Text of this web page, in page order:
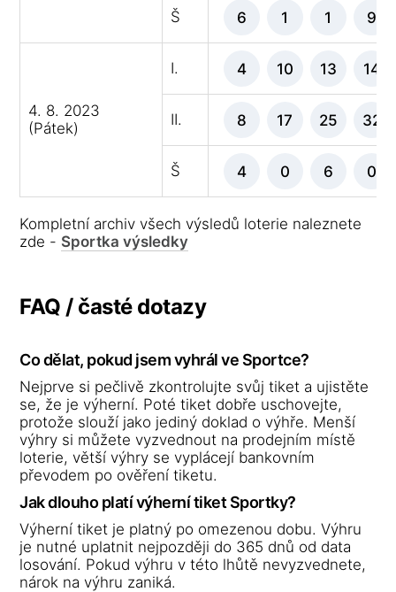
Š 6 1 1 9
4. 8. 2023
(Pátek)
I. 4 10 13 14
II. 8 17 25 32
Š 4 0 6 0
Kompletní archiv všech výsledů loterie naleznete
zde - Sportka výsledky
FAQ / časté dotazy
Co dělat, pokud jsem vyhrál ve Sportce?
Nejprve si pečlivě zkontrolujte svůj tiket a ujistěte
se, že je výherní. Poté tiket dobře uschovejte,
protože slouží jako jediný doklad o výhře. Menší
výhry si můžete vyzvednout na prodejním místě
loterie, větší výhry se vyplácejí bankovním
převodem po ověření tiketu.
Jak dlouho platí výherní tiket Sportky?
Výherní tiket je platný po omezenou dobu. Výhru
je nutné uplatnit nejpozději do 365 dnů od data
losování. Pokud výhru v této lhůtě nevyzvednete,
nárok na výhru zaniká.